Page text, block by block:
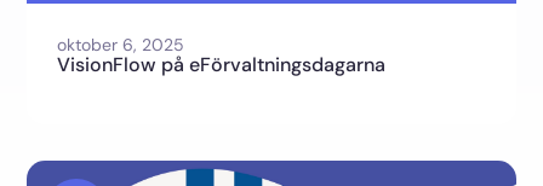
oktober 6, 2025
VisionFlow på eFörvaltningsdagarna